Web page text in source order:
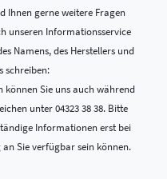
Ihnen gerne weitere Fragen
unseren Informationsservice
Namens, des Herstellers und
schreiben:
können Sie uns auch während
unter 04323 38 38. Bitte
Informationen erst bei
Sie verfügbar sein können.